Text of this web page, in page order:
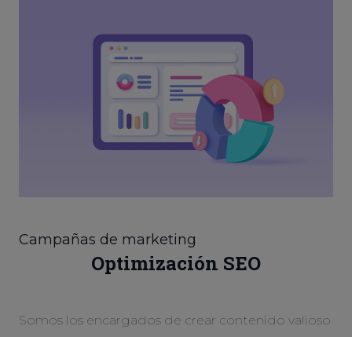
Campañas de marketing
Optimización SEO
Somos los encargados de crear contenido valioso